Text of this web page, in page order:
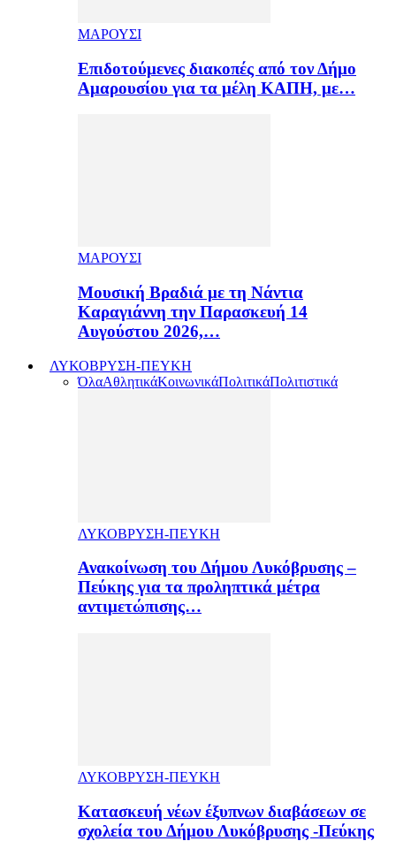
ΜΑΡΟΥΣΙ
Επιδοτούμενες διακοπές από τον Δήμο
Αμαρουσίου για τα μέλη ΚΑΠΗ, με…
ΜΑΡΟΥΣΙ
Μουσική Βραδιά με τη Νάντια
Καραγιάννη την Παρασκευή 14
Αυγούστου 2026,…
ΛΥΚΟΒΡΥΣΗ-ΠΕΥΚΗ
ΌλαΑθλητικάΚοινωνικάΠολιτικάΠολιτιστικά
ΛΥΚΟΒΡΥΣΗ-ΠΕΥΚΗ
Ανακοίνωση του Δήμου Λυκόβρυσης –
Πεύκης για τα προληπτικά μέτρα
αντιμετώπισης…
ΛΥΚΟΒΡΥΣΗ-ΠΕΥΚΗ
Κατασκευή νέων έξυπνων διαβάσεων σε
σχολεία του Δήμου Λυκόβρυσης -Πεύκης